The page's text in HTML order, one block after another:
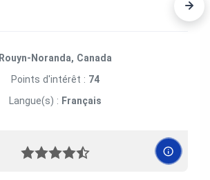
Rouyn-Noranda, Canada
Points d'intérêt : 74
Langue(s) : Français